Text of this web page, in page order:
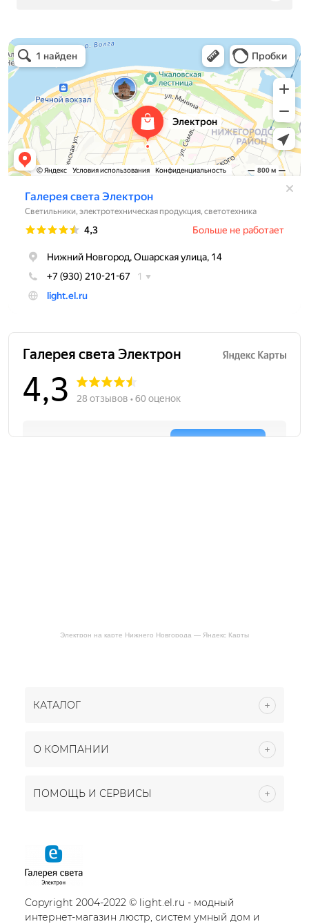
Электрон
Светильники в Нижнем Новгороде
Электротехническая продукция в Нижнем Новгороде
Электрон на карте Нижнего Новгорода — Яндекс Карты
КАТАЛОГ
О КОМПАНИИ
ПОМОЩЬ И СЕРВИСЫ
Copyright 2004-2022 © light.el.ru - модный
интернет-магазин люстр, систем умный дом и